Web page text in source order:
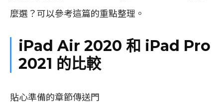
麼選？可以參考這篇的重點整理。
iPad Air 2020 和 iPad Pro
2021 的比較
貼心準備的章節傳送門